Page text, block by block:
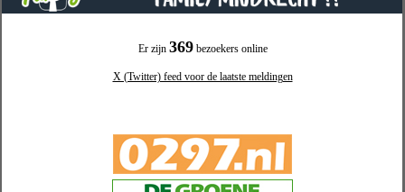
Er zijn 369bezoekers online
X (Twitter) feed voor de laatste meldingen